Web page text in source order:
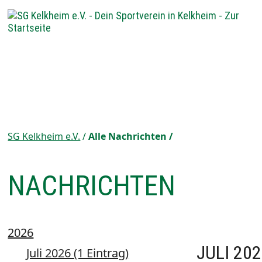
SG Kelkheim e.V. Alle Nachrichten
NACHRICHTEN
2026
Juli 2026 (1 Eintrag)
JULI